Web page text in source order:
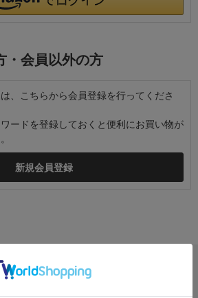
・会員以外の方
、こちらから会員登録を行ってくださ
ードを登録しておくと便利にお買い物が